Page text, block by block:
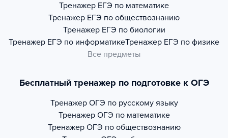
Тренажер ЕГЭ по математике
Тренажер ЕГЭ по обществознанию
Тренажер ЕГЭ по биологии
Тренажер ЕГЭ по информатикеТренажер ЕГЭ по физике
Все предметы
Бесплатный тренажер по подготовке к ОГЭ
Тренажер ОГЭ по русскому языку
Тренажер ОГЭ по математике
Тренажер ОГЭ по обществознанию